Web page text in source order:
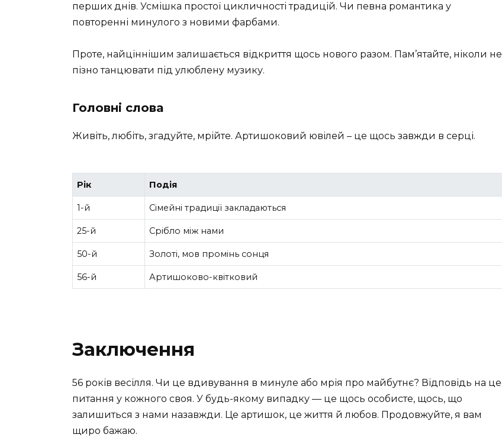
перших днів. Усмішка простої цикличності традицій. Чи певна романтика у
повторенні минулого з новими фарбами.
Проте, найціннішим залишається відкриття щось нового разом. Пам’ятайте, ніколи не
пізно танцювати під улюблену музику.
Головні слова
Живіть, любіть, згадуйте, мрійте. Артишоковий ювілей – це щось завжди в серці.
Рік Подія
1-й Сімейні традиції закладаються
25-й Срібло між нами
50-й Золоті, мов промінь сонця
56-й Артишоково-квітковий
Заключення
56 років весілля. Чи це вдивування в минуле або мрія про майбутнє? Відповідь на це
питання у кожного своя. У будь-якому випадку — це щось особисте, щось, що
залишиться з нами назавжди. Це артишок, це життя й любов. Продовжуйте, я вам
щиро бажаю.